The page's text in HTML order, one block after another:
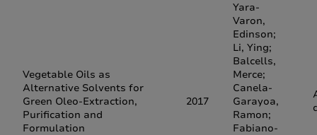
Vegetable Oils as
Alternative Solvents for
Green Oleo-Extraction,
Purification and
Formulation
2017
Yara-
Varon,
Edinson;
Li, Ying;
Balcells,
Merce;
Canela-
Garayoa,
Ramon;
Fabiano-